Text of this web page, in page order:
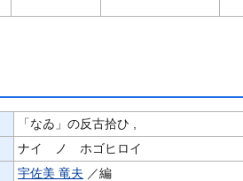
「なゐ」の反古拾ひ ,
ナイ ノ ホゴヒロイ
宇佐美 竜夫 ／編